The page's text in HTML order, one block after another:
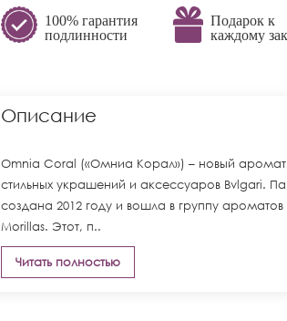
100% гарантия
подлинности
Подарок к
каждому
Описание
Omnia Coral («Омниа Корал») – новый аромат
стильных украшений и аксессуаров Bvlgari.
создана 2012 году и вошла в группу
Morillas. Этот, п..
Читать полностью